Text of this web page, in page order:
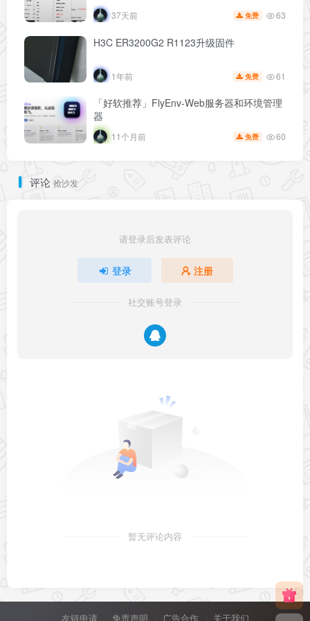
37天前 免费 63
H3C ER3200G2 R1123升级固件
1年前 免费 61
「好软推荐」FlyEnv-Web服务器和环境管理
器
11个月前 免费 60
评论 抢沙发
请登录后发表评论
登录 注册
社交账号登录
暂无评论内容
友链申请 免责声明 广告合作 关于我们